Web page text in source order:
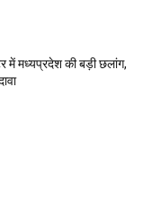
मध्यप्रदेश की बड़ी छलांग,